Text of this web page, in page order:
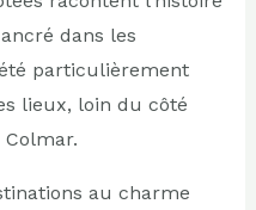
dans les
particulièrement
lieux, loin du côté
au charme